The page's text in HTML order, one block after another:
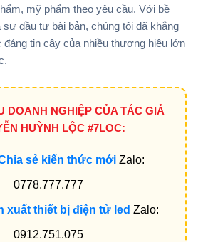
mỹ phẩm theo yêu cầu. Với bề
đầu tư bài bản, chúng tôi đã khẳng
đáng tin cậy của nhiều thương hiệu lớn
DOANH NGHIỆP CỦA TÁC GIẢ
HUỲNH LỘC #7LOC:
sẻ kiến thức mới Zalo:
0778.777.777
xuất thiết bị điện tử led Zalo:
0912.751.075